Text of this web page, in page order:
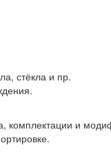
стёкла и пр.
комплектации и